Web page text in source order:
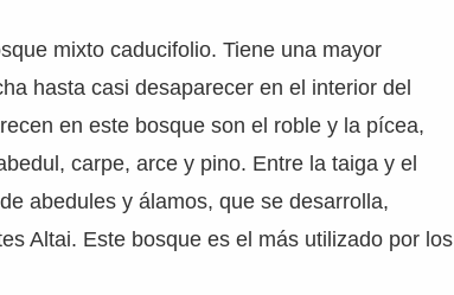
mixto caducifolio. Tiene una mayor
hasta casi desaparecer en el interior del
en este bosque son el roble y la pícea,
carpe, arce y pino. Entre la taiga y el
abedules y álamos, que se desarrolla,
Altai. Este bosque es el más utilizado por los